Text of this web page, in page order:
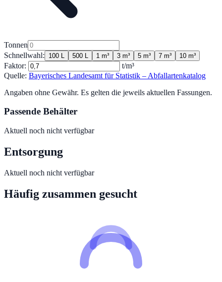
Tonnen
Schnellwahl:
100 L 500 L 1 m³ 3 m³ 5 m³ 7 m³ 10 m³
Faktor:
t/m³
Quelle: Bayerisches Landesamt für Statistik – Abfallartenkatalog
Angaben ohne Gewähr. Es gelten die jeweils aktuellen Fassungen.
Passende Behälter
Aktuell noch nicht verfügbar
Entsorgung
Aktuell noch nicht verfügbar
Häufig zusammen gesucht